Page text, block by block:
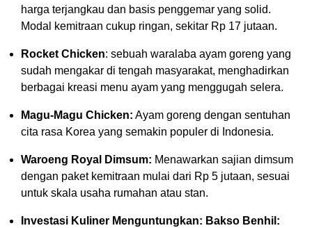
harga terjangkau dan basis penggemar yang solid.
Modal kemitraan cukup ringan, sekitar Rp 17 jutaan.
Rocket Chicken: sebuah waralaba ayam goreng yang
sudah mengakar di tengah masyarakat, menghadirkan
berbagai kreasi menu ayam yang menggugah selera.
Magu-Magu Chicken: Ayam goreng dengan sentuhan
cita rasa Korea yang semakin populer di Indonesia.
Waroeng Royal Dimsum: Menawarkan sajian dimsum
dengan paket kemitraan mulai dari Rp 5 jutaan, sesuai
untuk skala usaha rumahan atau stan.
Investasi Kuliner Menguntungkan: Bakso Benhil: